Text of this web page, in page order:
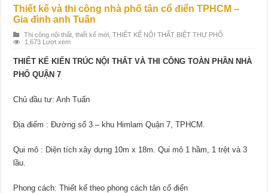
Thiết kế và thi công nhà phố tân cổ điển TPHCM –
Gia đình anh Tuấn
Thi công nội thất ,thiết kế mới ,THIẾT KẾ NỘI THẤT BIỆT THỰ PHỐ
1,673 Lượt xem
THIẾT KẾ KIẾN TRÚC NỘI THẤT VÀ THI CÔNG TOÀN PHẦN NHÀ
PHỐ QUẬN 7
Chủ đầu tư: Anh Tuấn
Địa điểm : Đường số 3 – khu Himlam Quận 7, TPHCM.
Qui mô : Diện tích xây dựng 10m x 18m. Qui mô 1 hầm, 1 trệt và 3
lầu.
Phong cách: Thiết kế theo phong cách tân cổ điển